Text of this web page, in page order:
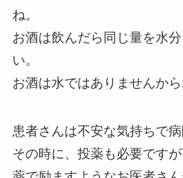
ね。
お酒は飲んだら同じ量を水
い。
お酒は水ではありませんから
患者さんは不安な気持ちで病
その時に、投薬も必要です